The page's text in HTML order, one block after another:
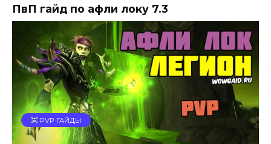
ПвП гайд по афли локу 7.3
PVP ГАЙДЫ